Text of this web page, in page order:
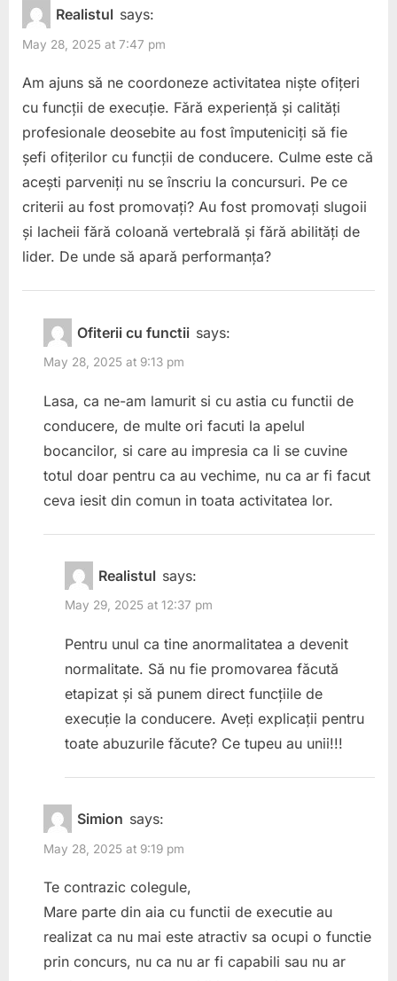
de
directori
de
pușcării.”
Realistul says:
May 28, 2025 at 7:47 pm
Am ajuns să ne coordoneze activitatea niște ofițeri
cu funcții de execuție. Fără experiență și calități
profesionale deosebite au fost împuteniciți să fie
șefi ofițerilor cu funcții de conducere. Culme este că
acești parveniți nu se înscriu la concursuri. Pe ce
criterii au fost promovați? Au fost promovați slugoii
și lacheii fără coloană vertebrală și fără abilități de
lider. De unde să apară performanța?
Ofiterii cu functii says:
May 28, 2025 at 9:13 pm
Lasa, ca ne-am lamurit si cu astia cu functii de
conducere, de multe ori facuti la apelul
bocancilor, si care au impresia ca li se cuvine
totul doar pentru ca au vechime, nu ca ar fi facut
ceva iesit din comun in toata activitatea lor.
Realistul says:
May 29, 2025 at 12:37 pm
Pentru unul ca tine anormalitatea a devenit
normalitate. Să nu fie promovarea făcută
etapizat și să punem direct funcțiile de
execuție la conducere. Aveți explicații pentru
toate abuzurile făcute? Ce tupeu au unii!!!
Simion says:
May 28, 2025 at 9:19 pm
Te contrazic colegule,
Mare parte din aia cu functii de executie au
realizat ca nu mai este atractiv sa ocupi o functie
prin concurs, nu ca nu ar fi capabili sau nu ar